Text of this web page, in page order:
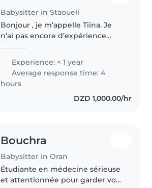
Babysitter in Staoueli
Bonjour , je m’appelle Tiina. Je
n’ai pas encore d’expérience
d’enfants, mais j’ai grandi
entourée d’eux. J’ai 24 nièces et
neveux et je m’occupe
d’enfants..
Experience: < 1 year
Average response time: 4
hours
DZD 1,000.00/hr
Bouchra
Babysitter in Oran
Étudiante en médecine sérieuse
et attentionnée pour garder vos